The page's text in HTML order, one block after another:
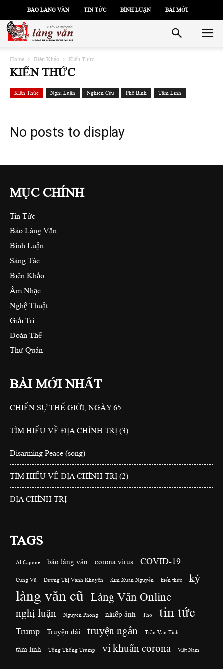
BÁO LÀNG VĂN TIN TỨC BÌNH LUẬN BÀI MỚI
Home Biên Khảo Kiến Thức
KIẾN THỨC
Kiến Thức Nghị Luận Nghiên Cứu Phê Bình Tâm Linh
No posts to display
MỤC CHÍNH
Tin Tức
Báo Làng Văn
Bình Luận
Sáng Tác
Biên Khảo
Âm Nhạc
Nghệ Thuật
Giải Trí
Đoàn Thể
Thư Quán
BÀI MỚI NHẤT
CHIẾN SỰ THẾ GIỚI, NGÀY 65
TÌM HIỂU VỀ ĐỊA CHÍNH TRỊ (3)
Disarming Peace (song)
TÌM HIỂU VỀ ĐỊA CHÍNH TRỊ (2)
ĐỊA CHÍNH TRỊ
TAGS
Al Capone báo làng văn corona virus COVID-19
Cung Vũ Dương Thị Vành Khuyên Kim Xuân Nguyễn kiến thức ký
làng văn cũ Làng Văn Online
nghị luận Nguyên Phong nhiếp ảnh Thơ tin tức
Trump Truyện dài truyện ngắn Trần Văn Tích
tâm linh Tổng Thống Trump vi khuẩn corona Việt Nam